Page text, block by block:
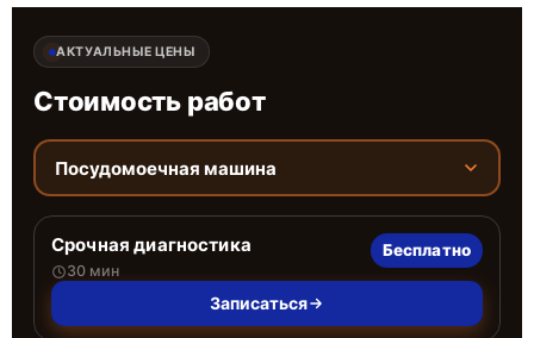
АКТУАЛЬНЫЕ ЦЕНЫ
Стоимость работ
Посудомоечная машина
Срочная диагностика
30 мин
Бесплатно
Записаться